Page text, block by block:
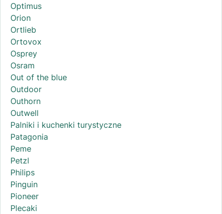
Optimus
Orion
Ortlieb
Ortovox
Osprey
Osram
Out of the blue
Outdoor
Outhorn
Outwell
Palniki i kuchenki turystyczne
Patagonia
Peme
Petzl
Philips
Pinguin
Pioneer
Plecaki